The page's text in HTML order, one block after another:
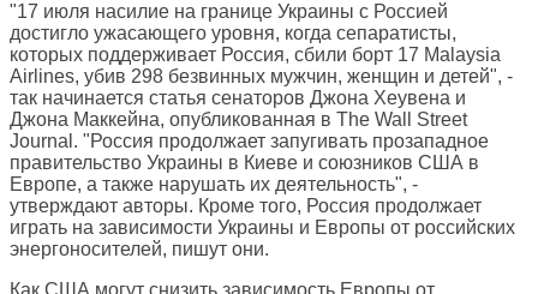
"17 июля насилие на границе Украины с Россией
достигло ужасающего уровня, когда сепаратисты,
которых поддерживает Россия, сбили борт 17 Malaysia
Airlines, убив 298 безвинных мужчин, женщин и детей", -
так начинается статья сенаторов Джона Хеувена и
Джона Маккейна, опубликованная в The Wall Street
Journal . "Россия продолжает запугивать прозападное
правительство Украины в Киеве и союзников США в
Европе, а также нарушать их деятельность", -
утверждают авторы. Кроме того, Россия продолжает
играть на зависимости Украины и Европы от российских
энергоносителей, пишут они.